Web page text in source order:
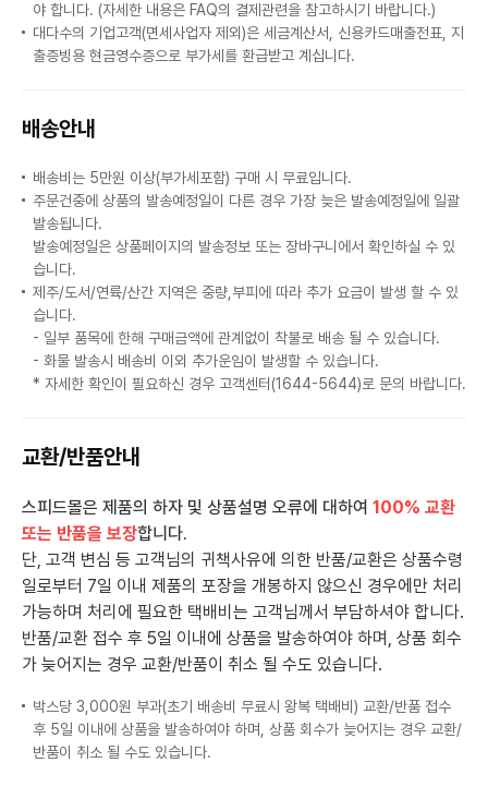
야 합니다. (자세한 내용은 FAQ의 결제관련을 참고하시기 바랍니다.)
대다수의 기업고객(면세사업자 제외)은 세금계산서, 신용카드매출전표, 지
출증빙용 현금영수증으로 부가세를 환급받고 계십니다.
배송안내
배송비는 5만원 이상(부가세포함) 구매 시 무료입니다.
주문건중에 상품의 발송예정일이 다른 경우 가장 늦은 발송예정일에 일괄
발송됩니다.
발송예정일은 상품페이지의 발송정보 또는 장바구니에서 확인하실 수 있
습니다.
제주/도서/연륙/산간 지역은 중량,부피에 따라 추가 요금이 발생 할 수 있
습니다.
- 일부 품목에 한해 구매금액에 관계없이 착불로 배송 될 수 있습니다.
- 화물 발송시 배송비 이외 추가운임이 발생할 수 있습니다.
* 자세한 확인이 필요하신 경우 고객센터(1644-5644)로 문의 바랍니다.
교환/반품안내
스피드몰은 제품의 하자 및 상품설명 오류에 대하여 100% 교환
또는 반품을 보장합니다.
단, 고객 변심 등 고객님의 귀책사유에 의한 반품/교환은 상품수령
일로부터 7일 이내 제품의 포장을 개봉하지 않으신 경우에만 처리
가능하며 처리에 필요한 택배비는 고객님께서 부담하셔야 합니다.
반품/교환 접수 후 5일 이내에 상품을 발송하여야 하며, 상품 회수
가 늦어지는 경우 교환/반품이 취소 될 수도 있습니다.
박스당 3,000원 부과(초기 배송비 무료시 왕복 택배비) 교환/반품 접수
후 5일 이내에 상품을 발송하여야 하며, 상품 회수가 늦어지는 경우 교환/
반품이 취소 될 수도 있습니다.